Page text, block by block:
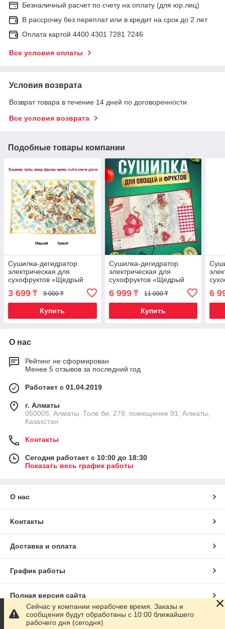
Безналичный расчет по счету на оплату (для юр.лиц)
В рассрочку без переплат или в кредит на срок до 2 лет
Оплата картой 4400 4301 7281 7246
Все условия оплаты
Условия возврата
Возврат товара в течение 14 дней по договоренности
Все условия возврата
Подобные товары компании
Сушилка-дегидратор
электрическая для
сухофруктов «Щедрый
урожай» (55 х 33 см /
Ромашки)
3 699 ₸ 9 000 ₸
Купить
Сушилка-дегидратор
электрическая для
сухофруктов «Щедрый
урожай» (55 х 85 см /
Сердце)
6 999₸ 11 000 ₸
Купить
6
О нас
Рейтинг не сформирован
Менее 5 отзывов за последний год
Работает с 01.04.2019
г. Алматы
050005, Алматы, Толе би, 278, помещение 91, Алматы,
Казахстан
Контакты
Сегодня работает с 10:00 до 18:30
Показать весь график работы
О нас
Контакты
Доставка и оплата
График работы
Полная версия сайта
Сайт создан на маркетплейсе
Сейчас у компании нерабочее время. Заказы и
сообщения будут обработаны с 10:00 ближайшего
рабочего дня (сегодня)